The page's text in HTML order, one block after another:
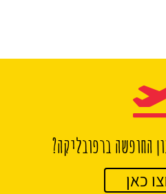
החופשה ברפובליקה?
כאן